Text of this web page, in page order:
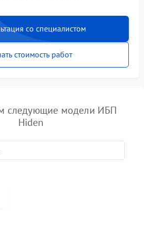
со специалистом
стоимость работ
следующие модели ИБП
Hiden